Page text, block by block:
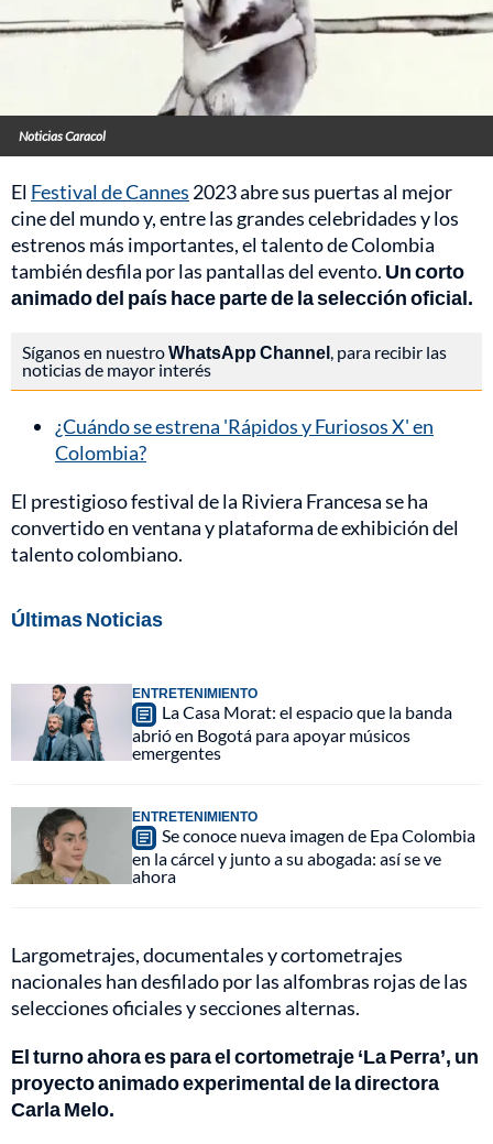
Noticias Caracol
El Festival de Cannes 2023 abre sus puertas al mejor
cine del mundo y, entre las grandes celebridades y los
estrenos más importantes, el talento de Colombia
también desfila por las pantallas del evento. Un corto
animado del país hace parte de la selección oficial.
Síganos en nuestroWhatsApp Channel, para recibir las
noticias de mayor interés
¿Cuándo se estrena 'Rápidos y Furiosos X' en
Colombia?
El prestigioso festival de la Riviera Francesa se ha
convertido en ventana y plataforma de exhibición del
talento colombiano.
Últimas Noticias
ENTRETENIMIENTO
La Casa Morat: el espacio que la banda
abrió en Bogotá para apoyar músicos
emergentes
ENTRETENIMIENTO
Se conoce nueva imagen de Epa Colombia
en la cárcel y junto a su abogada: así se ve
ahora
Largometrajes, documentales y cortometrajes
nacionales han desfilado por las alfombras rojas de las
selecciones oficiales y secciones alternas.
El turno ahora es para el cortometraje ‘La Perra’, un
proyecto animado experimental de la directora
Carla Melo.